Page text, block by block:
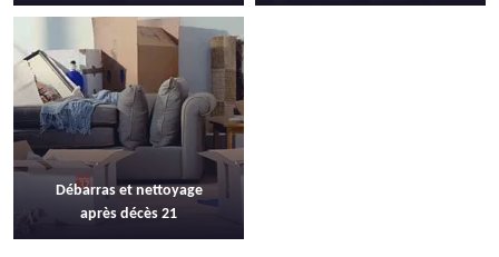
Débarras et nettoyage
après décès 21